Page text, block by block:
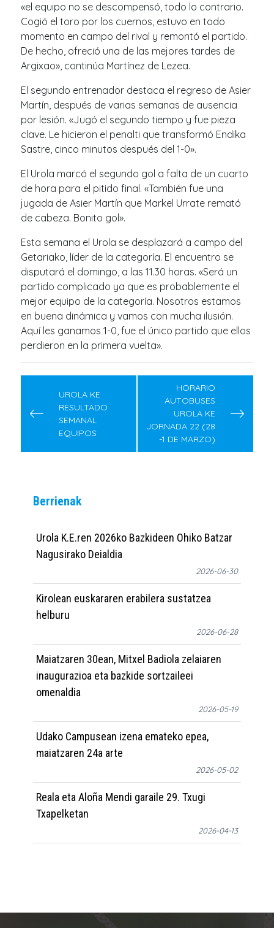
«el equipo no se descompensó, todo lo contrario.
Cogió el toro por los cuernos, estuvo en todo
momento en campo del rival y remontó el partido.
De hecho, ofreció una de las mejores tardes de
Argixao», continúa Martínez de Lezea.
El segundo entrenador destaca el regreso de Asier
Martín, después de varias semanas de ausencia
por lesión. «Jugó el segundo tiempo y fue pieza
clave. Le hicieron el penalti que transformó Endika
Sastre, cinco minutos después del 1-0».
El Urola marcó el segundo gol a falta de un cuarto
de hora para el pitido final. «También fue una
jugada de Asier Martín que Markel Urrate remató
de cabeza. Bonito gol».
Esta semana el Urola se desplazará a campo del
Getariako, líder de la categoría. El encuentro se
disputará el domingo, a las 11.30 horas. «Será un
partido complicado ya que es probablemente el
mejor equipo de la categoría. Nosotros estamos
en buena dinámica y vamos con mucha ilusión.
Aquí les ganamos 1-0, fue el único partido que ellos
perdieron en la primera vuelta».
Post
navigation
UROLA KE
RESULTADO
SEMANAL
EQUIPOS
HORARIO
AUTOBUSES
UROLA KE
JORNADA 22 (28
-1 DE MARZO)
Berrienak
Urola K.E.ren 2026ko Bazkideen Ohiko Batzar
Nagusirako Deialdia
2026-06-30
Kirolean euskararen erabilera sustatzea
helburu
2026-06-28
Maiatzaren 30ean, Mitxel Badiola zelaiaren
inaugurazioa eta bazkide sortzaileei
omenaldia
2026-05-19
Udako Campusean izena emateko epea,
maiatzaren 24a arte
2026-05-02
Reala eta Aloña Mendi garaile 29. Txugi
Txapelketan
2026-04-13